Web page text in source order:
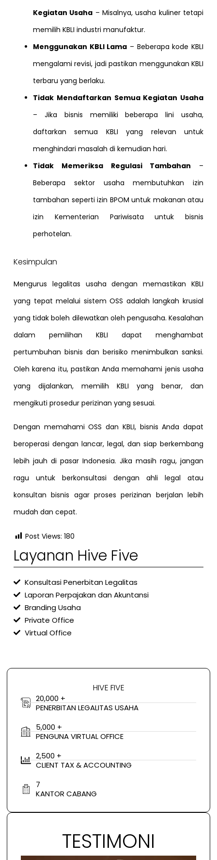
Kegiatan Usaha – Misalnya, usaha kuliner tetapi
memilih KBLI industri manufaktur.
Menggunakan KBLI Lama – Beberapa kode KBLI
mengalami revisi, jadi pastikan menggunakan KBLI
terbaru yang berlaku.
Tidak Mendaftarkan Semua Kegiatan Usaha
– Jika bisnis memiliki beberapa lini usaha,
daftarkan semua KBLI yang relevan untuk
menghindari masalah di kemudian hari.
Tidak Memeriksa Regulasi Tambahan –
Beberapa sektor usaha membutuhkan izin
tambahan seperti izin BPOM untuk makanan atau
izin Kementerian Pariwisata untuk bisnis
perhotelan.
Kesimpulan
Mengurus legalitas usaha dengan memastikan KBLI
yang tepat melalui sistem OSS adalah langkah krusial
yang tidak boleh dilewatkan oleh pengusaha. Kesalahan
dalam pemilihan KBLI dapat menghambat
pertumbuhan bisnis dan berisiko menimbulkan sanksi.
Oleh karena itu, pastikan Anda memahami jenis usaha
yang dijalankan, memilih KBLI yang benar, dan
mengikuti prosedur perizinan yang sesuai.
Dengan memahami OSS dan KBLI, bisnis Anda dapat
beroperasi dengan lancar, legal, dan siap berkembang
lebih jauh di pasar Indonesia. Jika masih ragu, jangan
ragu untuk berkonsultasi dengan ahli legal atau
konsultan bisnis agar proses perizinan berjalan lebih
mudah dan cepat.
Post Views: 180
Layanan Hive Five
Konsultasi Penerbitan Legalitas
Laporan Perpajakan dan Akuntansi
Branding Usaha
Private Office
Virtual Office
HIVE FIVE
20,000 +
PENERBITAN LEGALITAS USAHA
5,000 +
PENGUNA VIRTUAL OFFICE
2,500 +
CLIENT TAX & ACCOUNTING
7
KANTOR CABANG
TESTIMONI